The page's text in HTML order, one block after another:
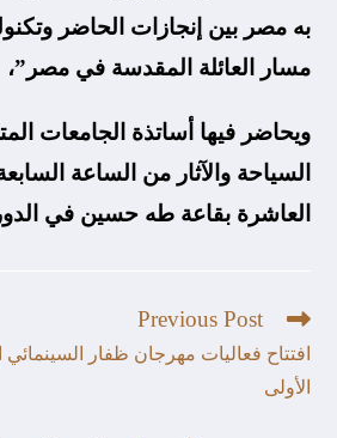
به مصر بين إنجازات الحاضر
مسار العائلة المقدسة في مصر”،
ويحاضر فيها أساتذة الجامعات
السياحة والآثار من الساعة
العاشرة بقاعة طه حسين في الدور
Previous Post
افتتاح فعاليات مهرجان ظفار
الأولى